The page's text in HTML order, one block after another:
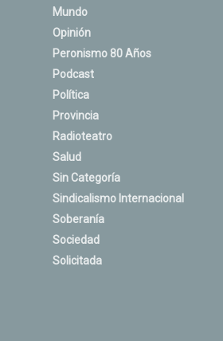
Mundo
Opinión
Peronismo 80 Años
Podcast
Política
Provincia
Radioteatro
Salud
Sin Categoría
Sindicalismo Internacional
Soberanía
Sociedad
Solicitada